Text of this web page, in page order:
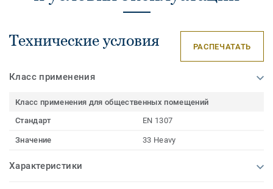
Технические условия РАСПЕЧАТАТЬ
Класс применения
Класс применения для общественных помещений
Стандарт
EN 1307
Значение 33 Heavy
Характеристики